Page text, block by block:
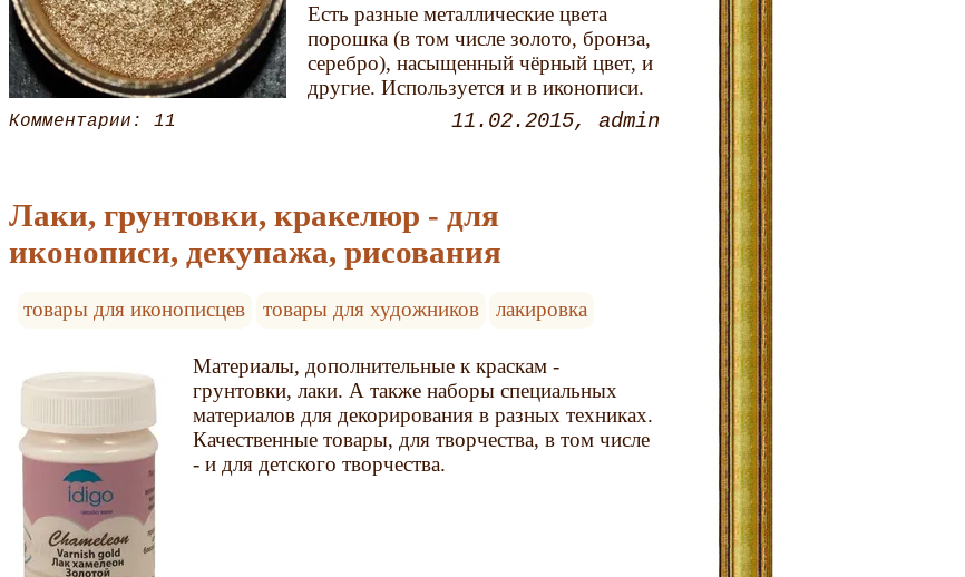
Есть разные металлические цвета
порошка (в том числе золото, бронза,
серебро), насыщенный чёрный цвет, и
другие. Используется и в иконописи.
Комментарии: 11 11.02.2015 admin
Лаки, грунтовки, кракелюр - для
иконописи, декупажа, рисования
товары для иконописцев товары для художников лакировка
Материалы, дополнительные к краскам -
грунтовки, лаки. А также наборы специальных
материалов для декорирования в разных техниках.
Качественные товары, для творчества, в том числе
- и для детского творчества.